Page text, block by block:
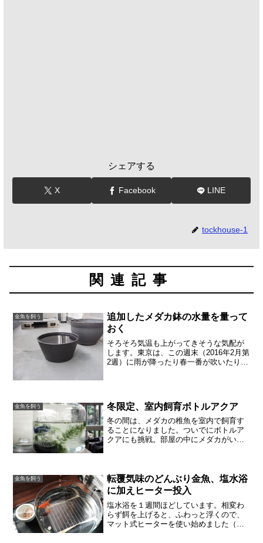
シェアする
X Facebook LINE
tockhouse-1
関連記事
金魚を飼う
追加したメダカ鉢の水量を量って
おく
そろそろ気温も上がってきそうな気配が
します。東京は、この週末（2016年2月第
2週）に雨が降ったり春一番が吹いたりし
を水槽ごと出そう...
金魚を飼う 冬限定、室内飼育ボトルアクア
冬の間は、メダカの稚魚を室内で飼育す
ることになりました。ついでにボトルア
クアにも挑戦。部屋の中にメダカがいる
トルのペットボトルに...
金魚を飼う
転覆気味のどんぶり金魚、塩水浴
に加えヒーター投入
塩水浴を１週間ほどしています。相変わ
らず餌を上げると、ふわっと浮くので、
マット式ヒーターを使い始めました（マ